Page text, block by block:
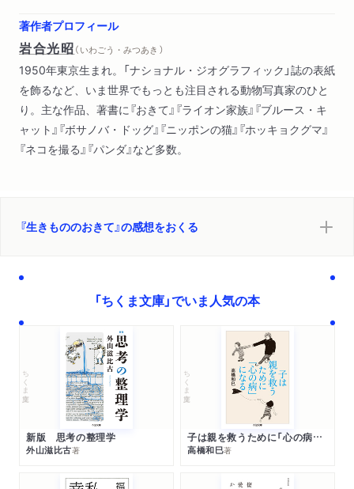
著作者プロフィール
岩合光昭（ いわごう・みつあき ）
1950年東京生まれ。「ナショナル・ジオグラフィック」誌の表紙
を飾るなど、いま世界でもっとも注目される動物写真家のひと
り。主な作品、著書に『おきて』『ライオン家族』『ブルース・キ
ャット』『ボサノバ・ドッグ』『ニッポンの猫』『ホッキョクグマ』
『ネコを撮る』『パンダ』など多数。
『生きもののおきて』の感想をおくる
「ちくま文庫」でいま人気の本
ちくま文庫
新版 思考の整理学
外山滋比古著
ちくま文庫
子は親を救うために「心の病」になる
高橋和巳著